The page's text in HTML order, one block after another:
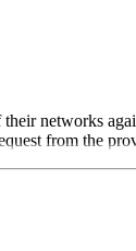
networks
from the